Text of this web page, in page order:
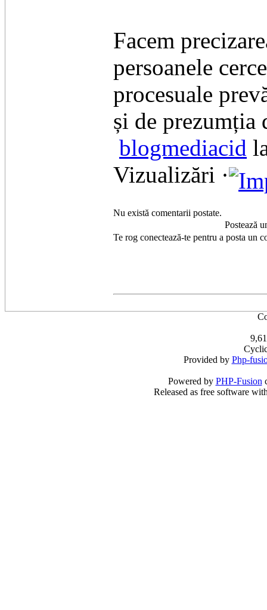
Facem
persoanele
procesuale
și de prezumția
blogmediacid
Vizualizări ·
Nu există comentarii postate.
Postează
Te rog conectează-te pentru a posta un
Provided by Php-
Powered by PHP-Fusion
Released as free software